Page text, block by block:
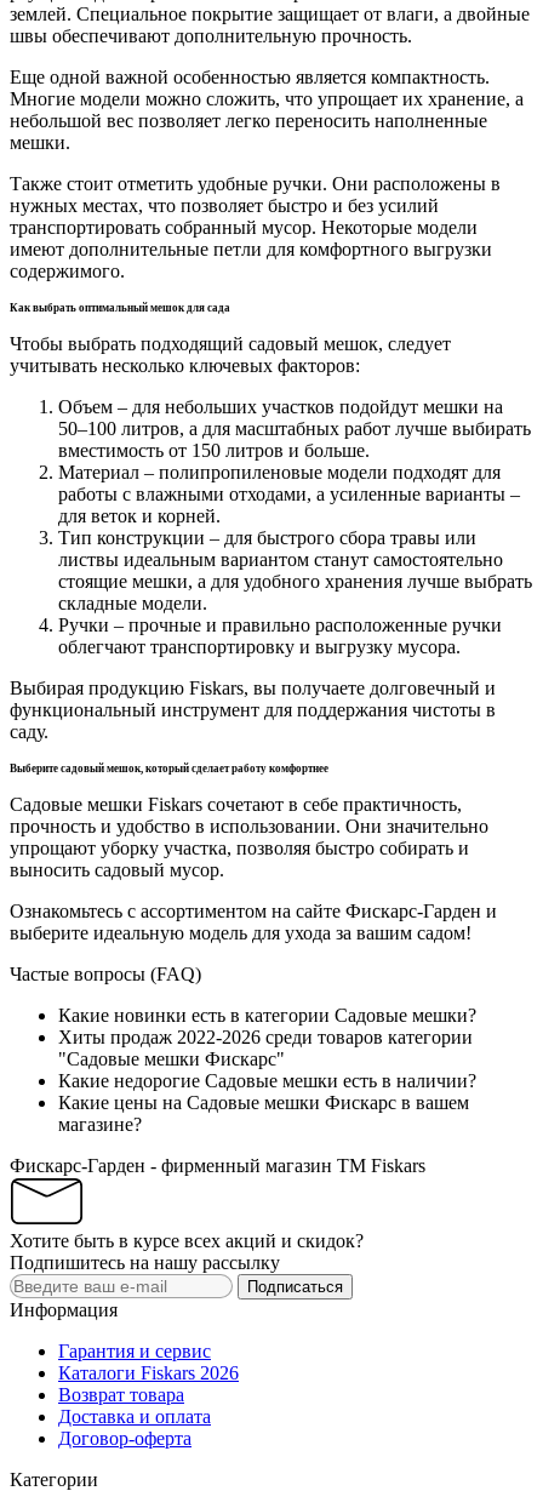
землей. Специальное покрытие защищает от влаги, а двойные
швы обеспечивают дополнительную прочность.
Еще одной важной особенностью является компактность.
Многие модели можно сложить, что упрощает их хранение, а
небольшой вес позволяет легко переносить наполненные
мешки.
Также стоит отметить удобные ручки. Они расположены в
нужных местах, что позволяет быстро и без усилий
транспортировать собранный мусор. Некоторые модели
имеют дополнительные петли для комфортного выгрузки
содержимого.
Как выбрать оптимальный мешок для сада
Чтобы выбрать подходящий садовый мешок, следует
учитывать несколько ключевых факторов:
Объем – для небольших участков подойдут мешки на
50–100 литров, а для масштабных работ лучше выбирать
вместимость от 150 литров и больше.
Материал – полипропиленовые модели подходят для
работы с влажными отходами, а усиленные варианты –
для веток и корней.
Тип конструкции – для быстрого сбора травы или
листвы идеальным вариантом станут самостоятельно
стоящие мешки, а для удобного хранения лучше выбрать
складные модели.
Ручки – прочные и правильно расположенные ручки
облегчают транспортировку и выгрузку мусора.
Выбирая продукцию Fiskars, вы получаете долговечный и
функциональный инструмент для поддержания чистоты в
саду.
Выберите садовый мешок, который сделает работу комфортнее
Садовые мешки Fiskars сочетают в себе практичность,
прочность и удобство в использовании. Они значительно
упрощают уборку участка, позволяя быстро собирать и
выносить садовый мусор.
Ознакомьтесь с ассортиментом на сайте Фискарс-Гарден и
выберите идеальную модель для ухода за вашим садом!
Частые вопросы (FAQ)
Какие новинки есть в категории Садовые мешки?
Хиты продаж 2022-2026 среди товаров категории
"Садовые мешки Фискарс"
Какие недорогие Садовые мешки есть в наличии?
Какие цены на Садовые мешки Фискарс в вашем
магазине?
Фискарс-Гарден - фирменный магазин TM Fiskars
Хотите быть в курсе всех акций и скидок?
Подпишитесь на нашу рассылку
Подписаться
Информация
Гарантия и сервис
Каталоги Fiskars 2026
Возврат товара
Доставка и оплата
Договор-оферта
Категории